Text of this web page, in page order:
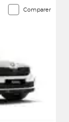
Comparer